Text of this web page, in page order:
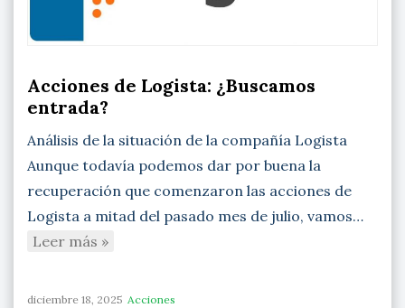
Acciones de Logista: ¿Buscamos
entrada?
Análisis de la situación de la compañía Logista
Aunque todavía podemos dar por buena la
recuperación que comenzaron las acciones de
Logista a mitad del pasado mes de julio, vamos…
Leer más »
diciembre 18, 2025 Acciones